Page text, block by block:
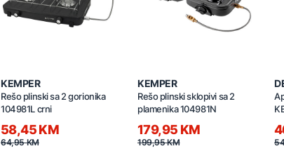
KEMPER
Rešo plinski sa 2 gorionika
104981L crni
58,45 KM
64,95 KM
KEMPER
Rešo plinski sklopivi sa 2
plamenika 104981N
179,95 KM
199,95 KM